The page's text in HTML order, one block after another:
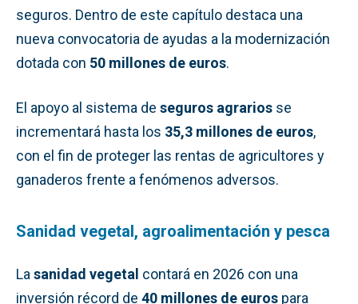
seguros. Dentro de este capítulo destaca una
nueva convocatoria de ayudas a la modernización
dotada con 50 millones de euros.
El apoyo al sistema de seguros agrarios se
incrementará hasta los 35,3 millones de euros,
con el fin de proteger las rentas de agricultores y
ganaderos frente a fenómenos adversos.
Sanidad vegetal, agroalimentación y pesca
La sanidad vegetal contará en 2026 con una
inversión récord de 40 millones de euros para